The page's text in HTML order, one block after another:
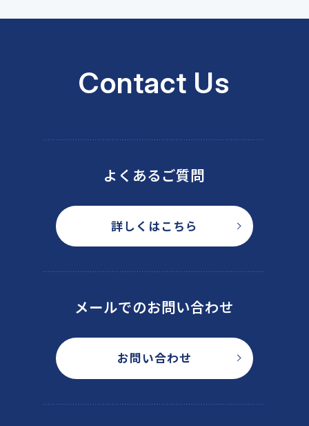
Contact Us
よくあるご質問
詳しくはこちら
メールでのお問い合わせ
お問い合わせ